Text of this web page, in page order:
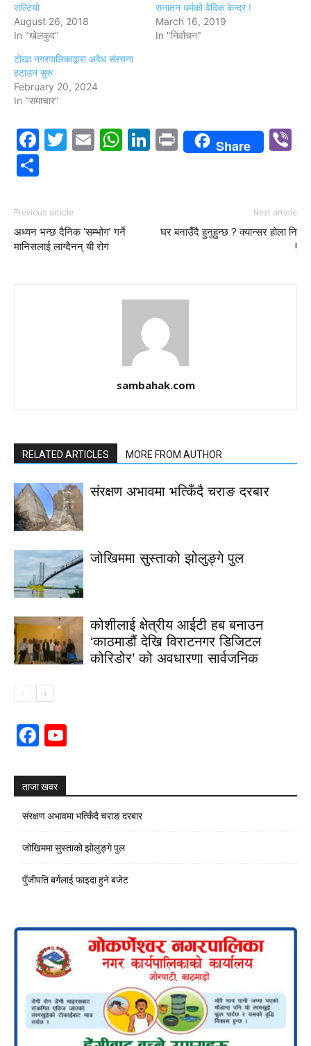
सल्टियो
August 26, 2018
In "खेलकुद"
सनातन धर्मको वैदिक केन्द्र !
March 16, 2019
In "निर्वाचन"
टोखा नगरपालिकाद्वारा अवैध संरचना
हटाउन सुरु
February 20, 2024
In "समाचार"
Facebook
Twitter
EmailWhatsApp
LinkedIn
PrintShare
Previous article
अध्यन भन्छ दैनिक ‘सम्भोग’ गर्ने
मानिसलाई लाग्दैनन् यी रोग
Next article
घर बनाउँंदै हुनुहुन्छ ? क्यान्सर होला नि
!
sambahak.com
RELATED ARTICLES MORE FROM AUTHOR
संरक्षण अभावमा भत्किँदै चराङ दरबार
जोखिममा सुस्ताको झोलुङ्गे पुल
कोशीलाई क्षेत्रीय आईटी हब बनाउन
‘काठमाडौं देखि विराटनगर डिजिटल
कोरिडोर’ को अवधारणा सार्वजनिक
Facebook
ताजा खवर
संरक्षण अभावमा भत्किँदै चराङ दरबार
जोखिममा सुस्ताको झोलुङ्गे पुल
पुँजीपति बर्गलाई फाइदा हुने बजेट